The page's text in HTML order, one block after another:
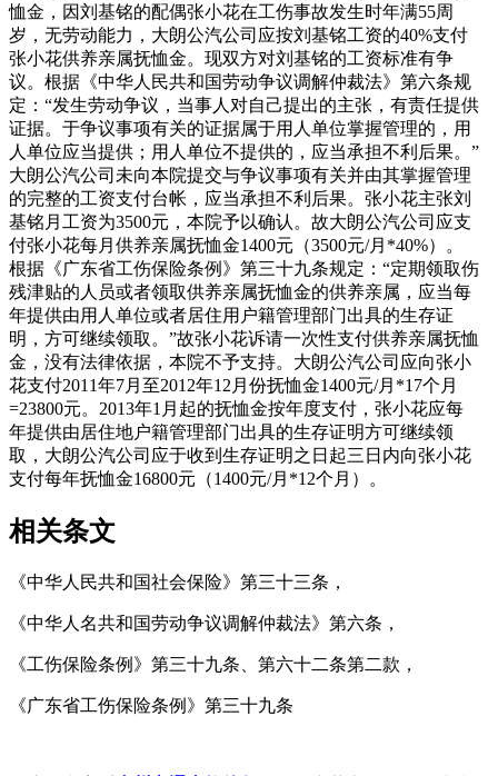
恤金，因刘基铭的配偶张小花在工伤事故发生时年满55周
岁，无劳动能力，大朗公汽公司应按刘基铭工资的40%支付
张小花供养亲属抚恤金。现双方对刘基铭的工资标准有争
议。根据《中华人民共和国劳动争议调解仲裁法》第六条规
定：“发生劳动争议，当事人对自己提出的主张，有责任提供
证据。于争议事项有关的证据属于用人单位掌握管理的，用
人单位应当提供；用人单位不提供的，应当承担不利后果。”
大朗公汽公司未向本院提交与争议事项有关并由其掌握管理
的完整的工资支付台帐，应当承担不利后果。张小花主张刘
基铭月工资为3500元，本院予以确认。故大朗公汽公司应支
付张小花每月供养亲属抚恤金1400元（3500元/月*40%）。
根据《广东省工伤保险条例》第三十九条规定：“定期领取伤
残津贴的人员或者领取供养亲属抚恤金的供养亲属，应当每
年提供由用人单位或者居住用户籍管理部门出具的生存证
明，方可继续领取。”故张小花诉请一次性支付供养亲属抚恤
金，没有法律依据，本院不予支持。大朗公汽公司应向张小
花支付2011年7月至2012年12月份抚恤金1400元/月*17个月
=23800元。2013年1月起的抚恤金按年度支付，张小花应每
年提供由居住地户籍管理部门出具的生存证明方可继续领
取，大朗公汽公司应于收到生存证明之日起三日内向张小花
支付每年抚恤金16800元（1400元/月*12个月）。
相关条文
《中华人民共和国社会保险》第三十三条，
《中华人名共和国劳动争议调解仲裁法》第六条，
《工伤保险条例》第三十九条、第六十二条第二款，
《广东省工伤保险条例》第三十九条